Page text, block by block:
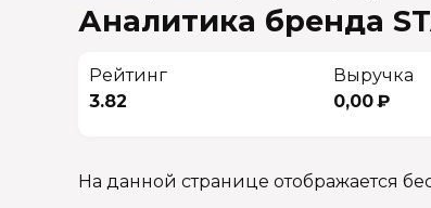
Аналитика бренда
Рейтинг
3.82
Выручка
0,00 ₽
На данной странице отображается